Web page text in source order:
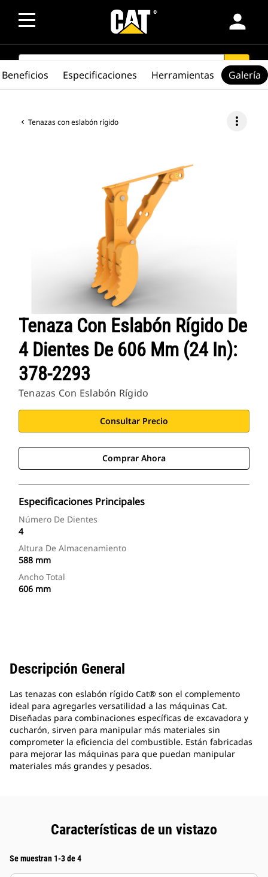
person
SEARCH search
Tenazas con eslabón rígido more_vert
Tenaza Con Eslabón Rígido De
4 Dientes De 606 Mm (24 In):
378-2293
Tenazas Con Eslabón Rígido
Consultar Precio
Comprar Ahora
Especificaciones Principales
Número De Dientes
4
Altura De Almacenamiento
588 mm
Ancho Total
606 mm
Beneficios Especificaciones Herramientas Galería
Descripción General
Las tenazas con eslabón rígido Cat® son el complemento
ideal para agregarles versatilidad a las máquinas Cat.
Diseñadas para combinaciones específicas de excavadora y
cucharón, sirven para manipular más materiales sin
comprometer la eficiencia del combustible. Están fabricadas
para mejorar las máquinas para que puedan manipular
materiales más grandes y pesados.
Características de un vistazo
Se muestran 1-3 de 4